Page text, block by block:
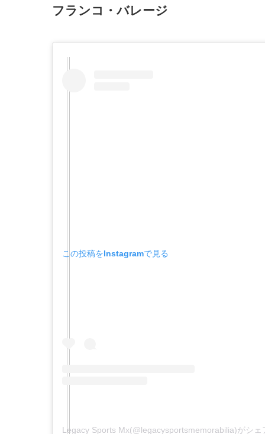
フランコ・バレージ
この投稿をInstagramで見る
Legacy Sports Mx(@legacysportsmemorabilia)がシェ